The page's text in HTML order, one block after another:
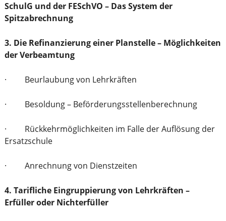
SchulG und der FESchVO – Das System der
Spitzabrechnung
3. Die Refinanzierung einer Planstelle – Möglichkeiten
der Verbeamtung
· Beurlaubung von Lehrkräften
· Besoldung – Beförderungsstellenberechnung
· Rückkehrmöglichkeiten im Falle der Auflösung der
Ersatzschule
· Anrechnung von Dienstzeiten
4. Tarifliche Eingruppierung von Lehrkräften –
Erfüller oder Nichterfüller